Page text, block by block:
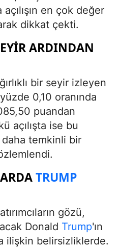
en çok değer
dikkat çekti.
ARDINDAN
bir seyir izleyen
0,10 oranında
puandan
açılışta ise bu
temkinli bir
TRUMP
gözü,
Donald Trump'ın
ilişkin belirsizliklerde.